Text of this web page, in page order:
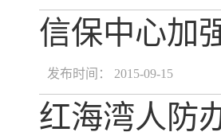
信保中心加
发布时间： 2015-09-15
红海湾人防